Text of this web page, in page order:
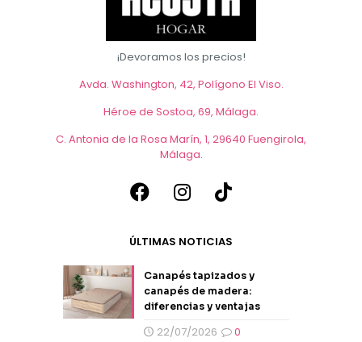
¡Devoramos los precios!
Avda. Washington, 42, Polígono El Viso.
Héroe de Sostoa, 69, Málaga.
C. Antonia de la Rosa Marín, 1, 29640 Fuengirola,
Málaga.
ÚLTIMAS NOTICIAS
Canapés tapizados y
canapés de madera:
diferencias y ventajas
22/07/2026 0